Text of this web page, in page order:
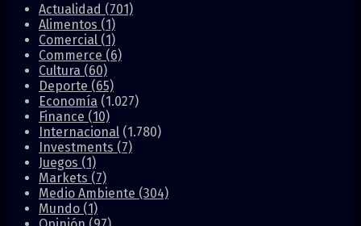
Actualidad (701)
Alimentos (1)
Comercial (1)
Commerce (6)
Cultura (60)
Deporte (65)
Economía (1.027)
Finance (10)
Internacional (1.780)
Investments (7)
Juegos (1)
Markets (7)
Medio Ambiente (304)
Mundo (1)